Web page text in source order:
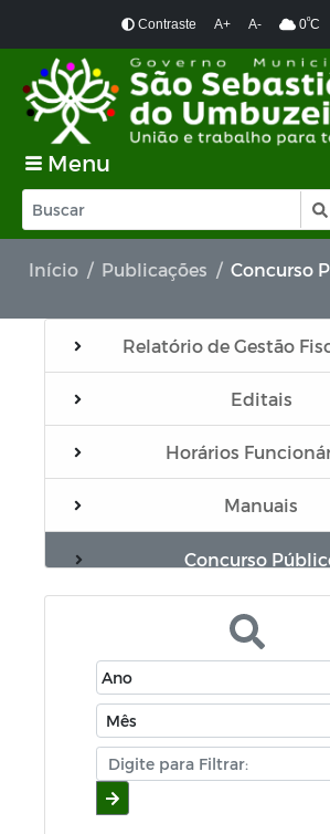
Contraste A+ A- 0ºC
Menu
Início Publicações Concurso
Relatório de Gestão
Editais
Horários
Manuais
Concurso
Diário oficial
Portal do
Campanhas
Relatórios Resumido da